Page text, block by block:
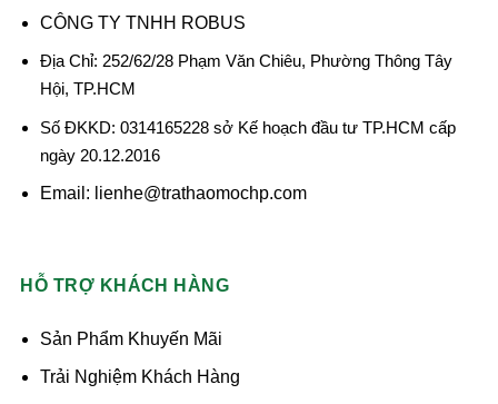
CÔNG TY TNHH ROBUS
Địa Chỉ: 252/62/28 Phạm Văn Chiêu, Phường Thông Tây
Hội, TP.HCM
Số ĐKKD: 0314165228 sở Kế hoạch đầu tư TP.HCM cấp
ngày 20.12.2016
Email: lienhe@trathaomochp.com
HỖ TRỢ KHÁCH HÀNG
Sản Phẩm Khuyến Mãi
Trải Nghiệm Khách Hàng